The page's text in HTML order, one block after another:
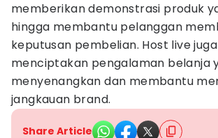
memberikan demonstrasi produk
hingga membantu pelanggan
keputusan pembelian. Host live
menciptakan pengalaman belanja
menyenangkan dan membantu
jangkauan brand.
Share Article